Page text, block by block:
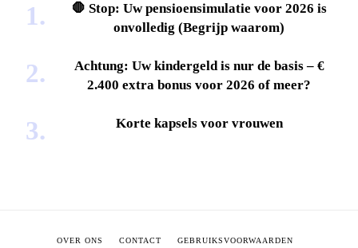
🛑 Stop: Uw pensioensimulatie voor 2026 is
onvolledig (Begrijp waarom)
Achtung: Uw kindergeld is nur de basis – €
2.400 extra bonus voor 2026 of meer?
Korte kapsels voor vrouwen
OVER ONS CONTACT
GEBRUIKSVOORWAARDEN